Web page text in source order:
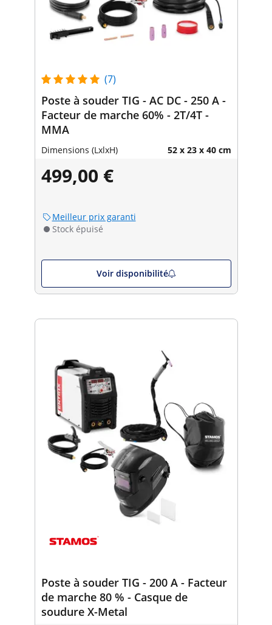
(7)
Poste à souder TIG - AC DC - 250 A -
Facteur de marche 60% - 2T/4T -
MMA
Dimensions (LxlxH) 52 x 23 x 40 cm
499,00 €
Meilleur prix garanti
Stock épuisé
Voir disponibilité
Poste à souder TIG - 200 A - Facteur
de marche 80 % - Casque de
soudure X-Metal